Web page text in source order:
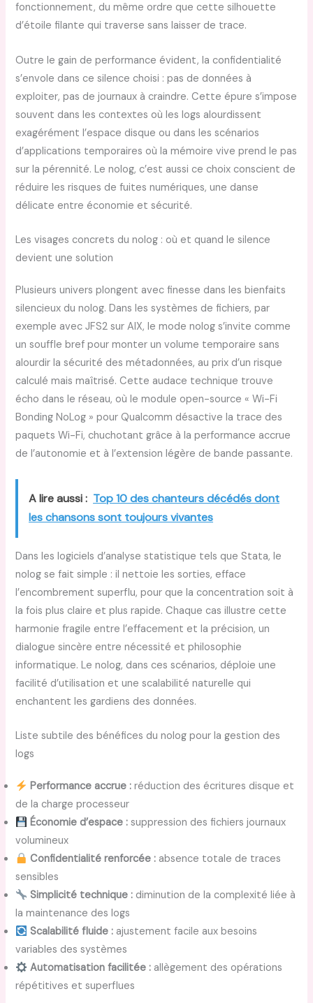
fonctionnement, du même ordre que cette silhouette
d’étoile filante qui traverse sans laisser de trace.
Outre le gain de performance évident, la confidentialité
s’envole dans ce silence choisi : pas de données à
exploiter, pas de journaux à craindre. Cette épure s’impose
souvent dans les contextes où les logs alourdissent
exagérément l’espace disque ou dans les scénarios
d’applications temporaires où la mémoire vive prend le pas
sur la pérennité. Le nolog, c’est aussi ce choix conscient de
réduire les risques de fuites numériques, une danse
délicate entre économie et sécurité.
Les visages concrets du nolog : où et quand le silence
devient une solution
Plusieurs univers plongent avec finesse dans les bienfaits
silencieux du nolog. Dans les systèmes de fichiers, par
exemple avec JFS2 sur AIX, le mode nolog s’invite comme
un souffle bref pour monter un volume temporaire sans
alourdir la sécurité des métadonnées, au prix d’un risque
calculé mais maîtrisé. Cette audace technique trouve
écho dans le réseau, où le module open-source « Wi-Fi
Bonding NoLog » pour Qualcomm désactive la trace des
paquets Wi-Fi, chuchotant grâce à la performance accrue
de l’autonomie et à l’extension légère de bande passante.
A lire aussi : Top 10 des chanteurs décédés dont
les chansons sont toujours vivantes
Dans les logiciels d’analyse statistique tels que Stata, le
nolog se fait simple : il nettoie les sorties, efface
l’encombrement superflu, pour que la concentration soit à
la fois plus claire et plus rapide. Chaque cas illustre cette
harmonie fragile entre l’effacement et la précision, un
dialogue sincère entre nécessité et philosophie
informatique. Le nolog, dans ces scénarios, déploie une
facilité d’utilisation et une scalabilité naturelle qui
enchantent les gardiens des données.
Liste subtile des bénéfices du nolog pour la gestion des
logs
Performance accrue : réduction des écritures disque et
de la charge processeur
Économie d’espace : suppression des fichiers journaux
volumineux
Confidentialité renforcée : absence totale de traces
sensibles
Simplicité technique : diminution de la complexité liée à
la maintenance des logs
Scalabilité fluide : ajustement facile aux besoins
variables des systèmes
Automatisation facilitée : allègement des opérations
répétitives et superflues